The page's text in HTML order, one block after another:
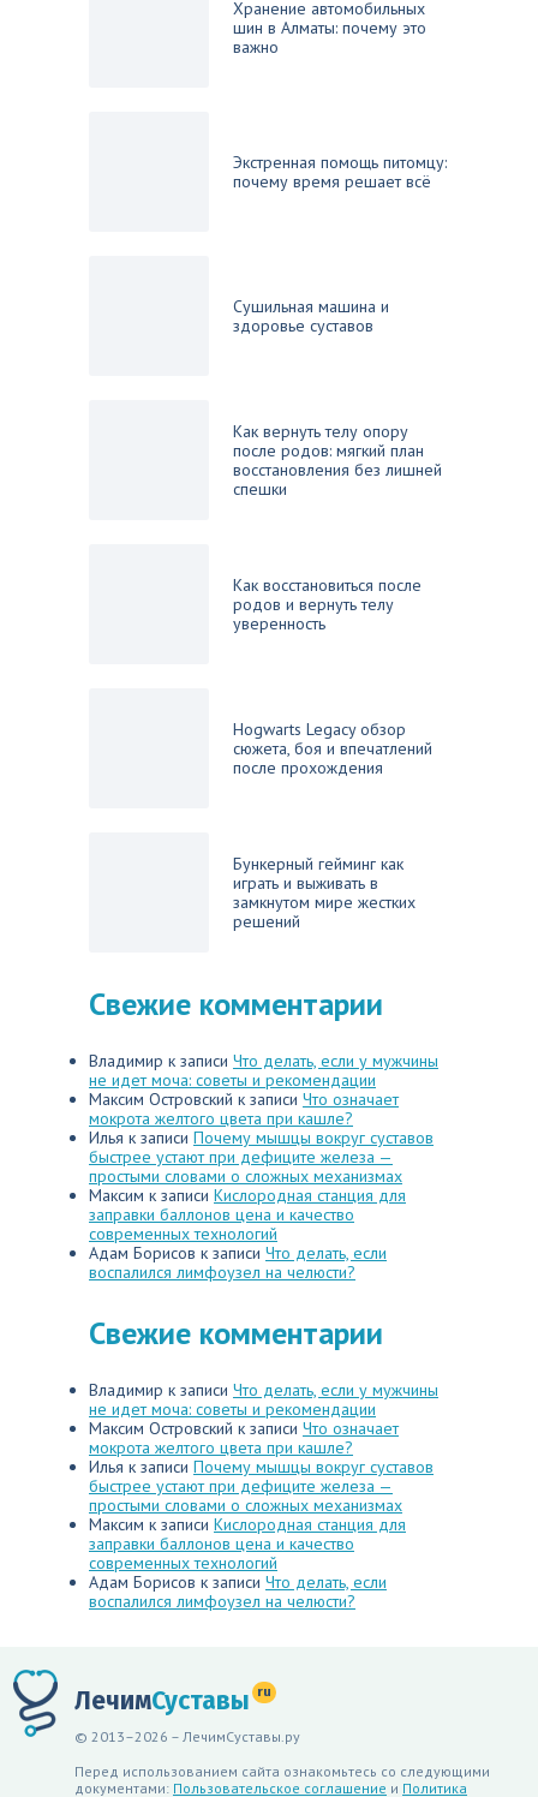
Хранение автомобильных
шин в Алматы: почему это
важно
Экстренная помощь питомцу:
почему время решает всё
Сушильная машина и
здоровье суставов
Как вернуть телу опору
после родов: мягкий план
восстановления без лишней
спешки
Как восстановиться после
родов и вернуть телу
уверенность
Hogwarts Legacy обзор
сюжета, боя и впечатлений
после прохождения
Бункерный гейминг как
играть и выживать в
замкнутом мире жестких
решений
Свежие комментарии
Владимир к записи Что делать, если у мужчины
не идет моча: советы и рекомендации
Максим Островский к записи Что означает
мокрота желтого цвета при кашле?
Илья к записи Почему мышцы вокруг суставов
быстрее устают при дефиците железа —
простыми словами о сложных механизмах
Максим к записи Кислородная станция для
заправки баллонов цена и качество
современных технологий
Адам Борисов к записи Что делать, если
воспалился лимфоузел на челюсти?
Свежие комментарии
Владимир к записи Что делать, если у мужчины
не идет моча: советы и рекомендации
Максим Островский к записи Что означает
мокрота желтого цвета при кашле?
Илья к записи Почему мышцы вокруг суставов
быстрее устают при дефиците железа —
простыми словами о сложных механизмах
Максим к записи Кислородная станция для
заправки баллонов цена и качество
современных технологий
Адам Борисов к записи Что делать, если
воспалился лимфоузел на челюсти?
ЛечимСуставы ru
© 2013–2026 – ЛечимСуставы.ру
Перед использованием сайта ознакомьтесь со следующими
документами: Пользовательское соглашение и Политика